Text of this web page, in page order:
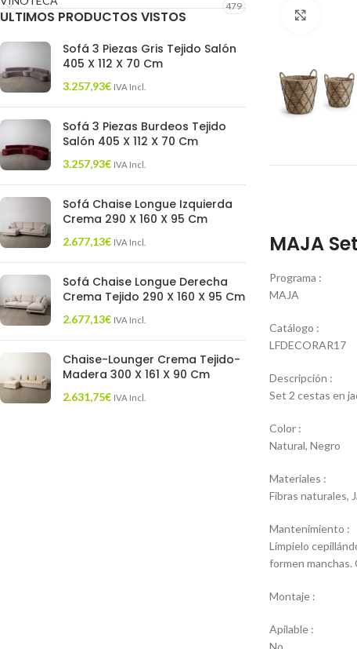
479
ULTIMOS PRODUCTOS VISTOS
Sofá 3 Piezas Gris Tejido Salón
405 X 112 X 70 Cm
3.257,93€ IVA Incl.
Sofá 3 Piezas Burdeos Tejido
Salón 405 X 112 X 70 Cm
3.257,93€ IVA Incl.
Sofá Chaise Longue Izquierda
Crema 290 X 160 X 95 Cm
2.677,13€ IVA Incl.
Sofá Chaise Longue Derecha
Crema Tejido 290 X 160 X 95 Cm
2.677,13€ IVA Incl.
Chaise-Lounger Crema Tejido-
Madera 300 X 161 X 90 Cm
2.631,75€ IVA Incl.
MAJA
Programa :
MAJA
Catálogo :
LFDECORAR17
Descripción :
Set 2 cestas en
Color :
Natural, Negro
Materiales :
Fibras naturales,
Mantenimiento :
Límpielo
formen manchas.
Montaje :
Apilable :
No